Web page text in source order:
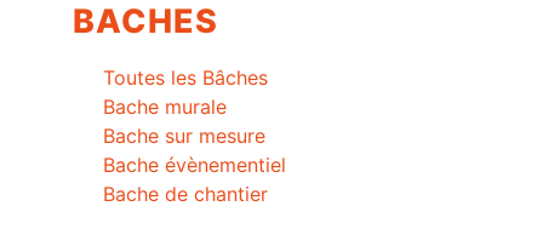
BACHES
Toutes les Bâches
Bache murale
Bache sur mesure
Bache évènementiel
Bache de chantier